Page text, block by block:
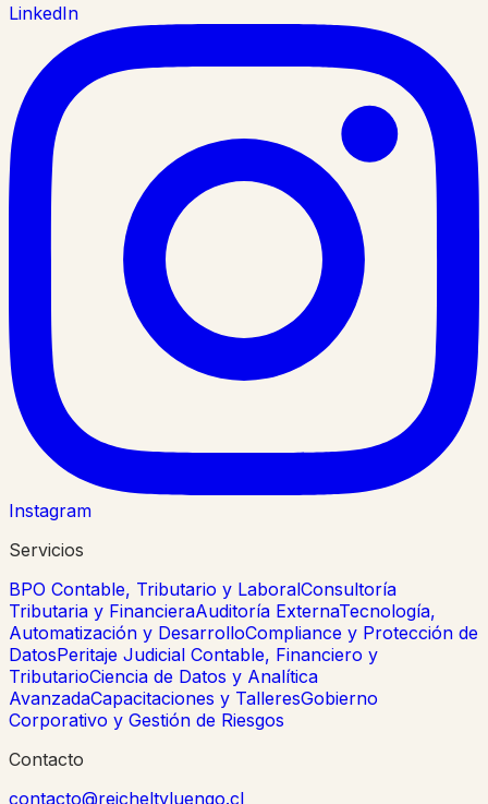
LinkedIn
Instagram
Servicios
BPO Contable, Tributario y LaboralConsultoría
Tributaria y FinancieraAuditoría ExternaTecnología,
Automatización y DesarrolloCompliance y Protección de
DatosPeritaje Judicial Contable, Financiero y
TributarioCiencia de Datos y Analítica
AvanzadaCapacitaciones y TalleresGobierno
Corporativo y Gestión de Riesgos
Contacto
contacto@reicheltyluengo.cl